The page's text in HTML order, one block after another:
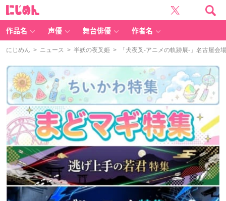
作品名 声優 舞台俳優 作者名
にじめん > ニュース > 半妖の夜叉姫 > 「犬夜叉-アニメの軌跡展-」名古屋会